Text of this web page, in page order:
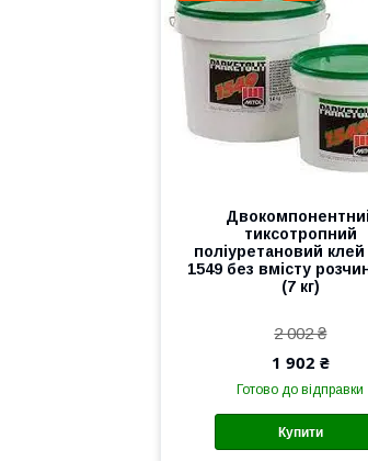
тиксотропний
поліуретановий клей
1549 без вмісту
(7 кг)
2 002 ₴
1 902 ₴
Готово до відправки
Купити